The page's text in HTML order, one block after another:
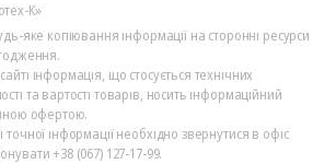
яке копіювання інформації на сторонні ресурси
інформація, що стосується технічних
та вартості товарів, носить інформаційний
офертою.
інформації необхідно звернутися в офіс
+38 (067) 127-17-99.